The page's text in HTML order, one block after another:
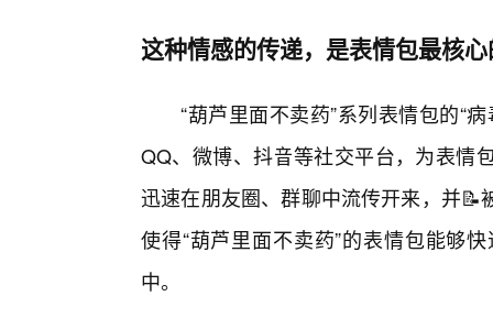
这种情感的传递，是表情包最核
“葫芦里面不卖药”系列表情包的“
QQ、微博、抖音等社交平台，为表情
迅速在朋友圈、群聊中流传开来，并
使得“葫芦里面不卖药”的表情包能够
中。